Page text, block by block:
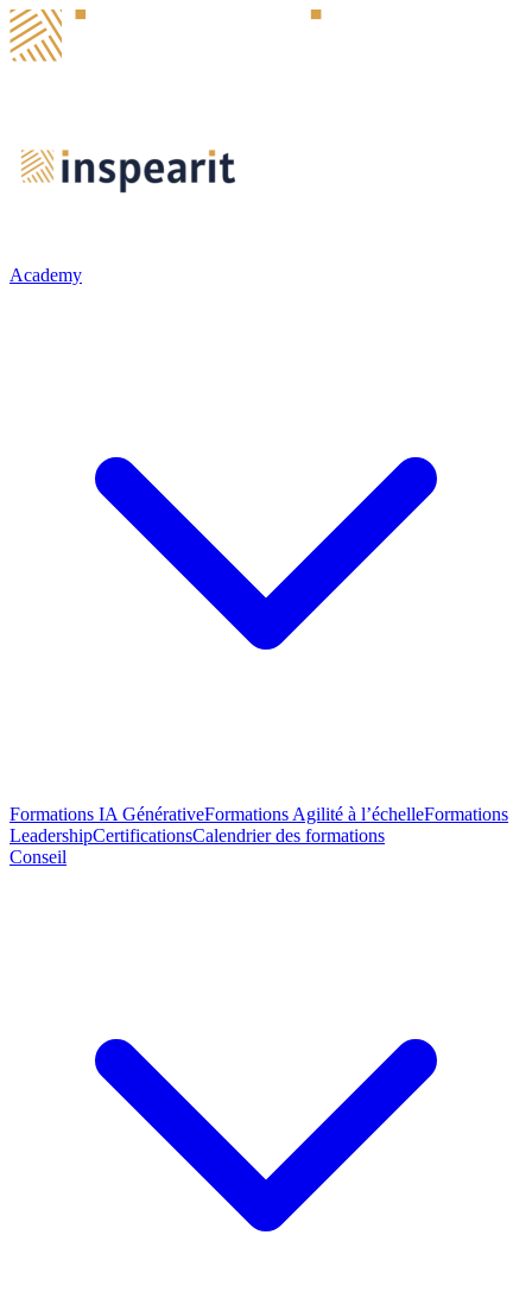
Academy
Formations IA GénérativeFormations Agilité à l’échelleFormations
LeadershipCertificationsCalendrier des formations
Conseil